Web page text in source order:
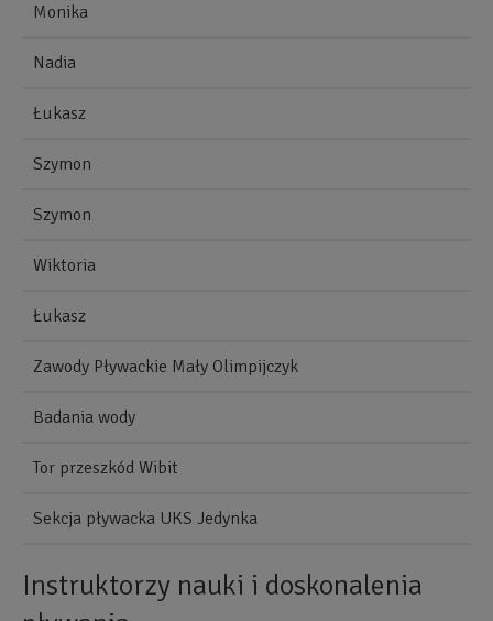
Monika
Nadia
Łukasz
Szymon
Szymon
Wiktoria
Łukasz
Zawody Pływackie Mały Olimpijczyk
Badania wody
Tor przeszkód Wibit
Sekcja pływacka UKS Jedynka
Instruktorzy nauki i doskonalenia